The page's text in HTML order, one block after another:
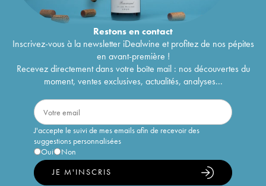
Restons encontact
Inscrivez-vous à la newsletter iDealwine et profitez de nos pépites
en avant-première !
Recevez directement dans votre boîte mail : nos découvertes du
moment, ventes exclusives, actualités, analyses...
J'accepte le suivi de mes emails afin de recevoir des
suggestions personnalisées
Oui
Non
JE M'INSCRIS